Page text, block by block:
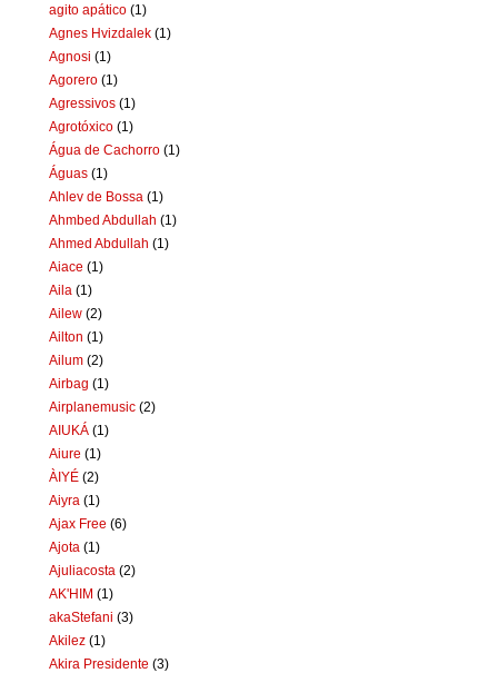
agito apático (1)
Agnes Hvizdalek (1)
Agnosi (1)
Agorero (1)
Agressivos (1)
Agrotóxico (1)
Água de Cachorro (1)
Águas (1)
Ahlev de Bossa (1)
Ahmbed Abdullah (1)
Ahmed Abdullah (1)
Aiace (1)
Aila (1)
Ailew (2)
Ailton (1)
Ailum (2)
Airbag (1)
Airplanemusic (2)
AIUKÁ (1)
Aiure (1)
ÀIYÉ (2)
Aiyra (1)
Ajax Free (6)
Ajota (1)
Ajuliacosta (2)
AK'HIM (1)
akaStefani (3)
Akilez (1)
Akira Presidente (3)